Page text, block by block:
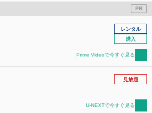
PR
レンタル
購入
Prime Videoで今すぐ見る
見放題
U-NEXTで今すぐ見る